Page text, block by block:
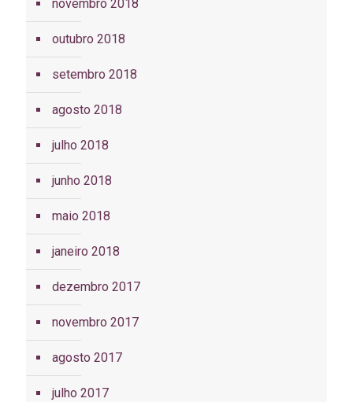
novembro 2018
outubro 2018
setembro 2018
agosto 2018
julho 2018
junho 2018
maio 2018
janeiro 2018
dezembro 2017
novembro 2017
agosto 2017
julho 2017